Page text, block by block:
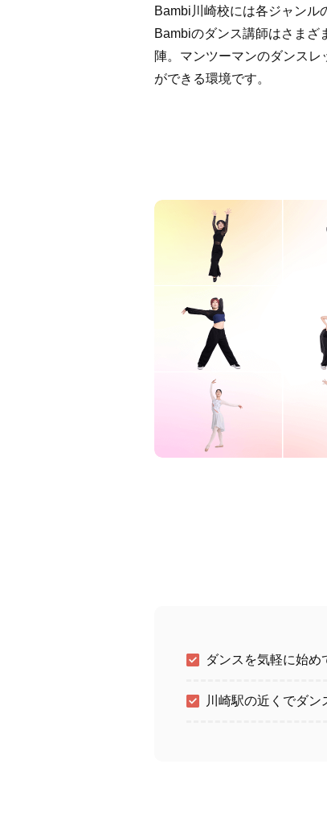
Bambi川崎校には各ジャンル
Bambiのダンス講師はさまざ
陣。マンツーマンのダンス
ができる環境です。
ダンスを気軽に始め
川崎駅の近くでダン